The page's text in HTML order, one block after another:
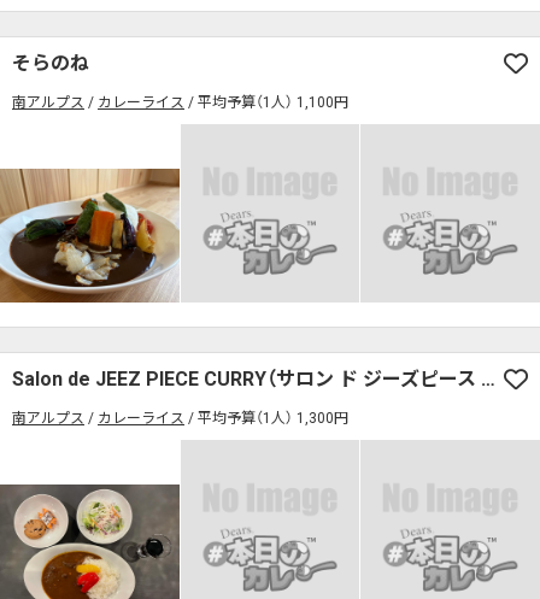
カレー専門店
#本日のカレー見た！で特典あり
検索する
デリバリー対応 禁煙席のみ 喫煙席あり
カウンター席あり
テラス席ペット可 子連れ・赤ちゃんOK
キッズメニューあり
カード決済可 電子マネー決済可
#本日のカレー見た！で特典あり
そらのね
南アルプス カレーライス 平均予算（1人） 1,100円
Salon de JEEZ PIECE CURRY（サロン ド ジーズピース カリー）
南アルプス カレーライス 平均予算（1人） 1,300円